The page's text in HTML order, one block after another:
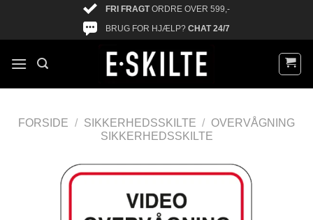
FRI FRAGTORDRE OVER 599,-
BRUG FOR HJÆLP? CHAT 24/7
FORSIDE / SIKKERHEDSSKILTE / OVERVÅGNING
SIKKERHEDSSKILTE